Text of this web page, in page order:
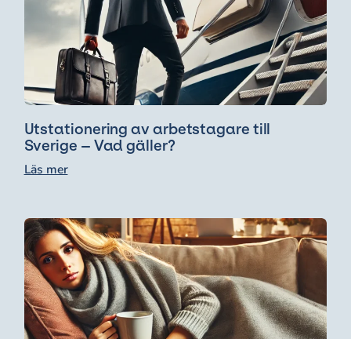
Utstationering av arbetstagare till
Sverige – Vad gäller?
Läs mer